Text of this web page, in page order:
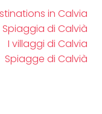
in Calvia
Spiaggia di Calvià
I villaggi di Calvia
Spiagge di Calvià